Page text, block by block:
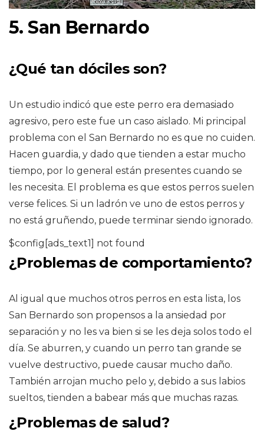
5. San Bernardo
¿Qué tan dóciles son?
Un estudio indicó que este perro era demasiado
agresivo, pero este fue un caso aislado. Mi principal
problema con el San Bernardo no es que no cuiden.
Hacen guardia, y dado que tienden a estar mucho
tiempo, por lo general están presentes cuando se
les necesita. El problema es que estos perros suelen
verse felices. Si un ladrón ve uno de estos perros y
no está gruñendo, puede terminar siendo ignorado.
$config[ads_text1] not found
¿Problemas de comportamiento?
Al igual que muchos otros perros en esta lista, los
San Bernardo son propensos a la ansiedad por
separación y no les va bien si se les deja solos todo el
día. Se aburren, y cuando un perro tan grande se
vuelve destructivo, puede causar mucho daño.
También arrojan mucho pelo y, debido a sus labios
sueltos, tienden a babear más que muchas razas.
¿Problemas de salud?